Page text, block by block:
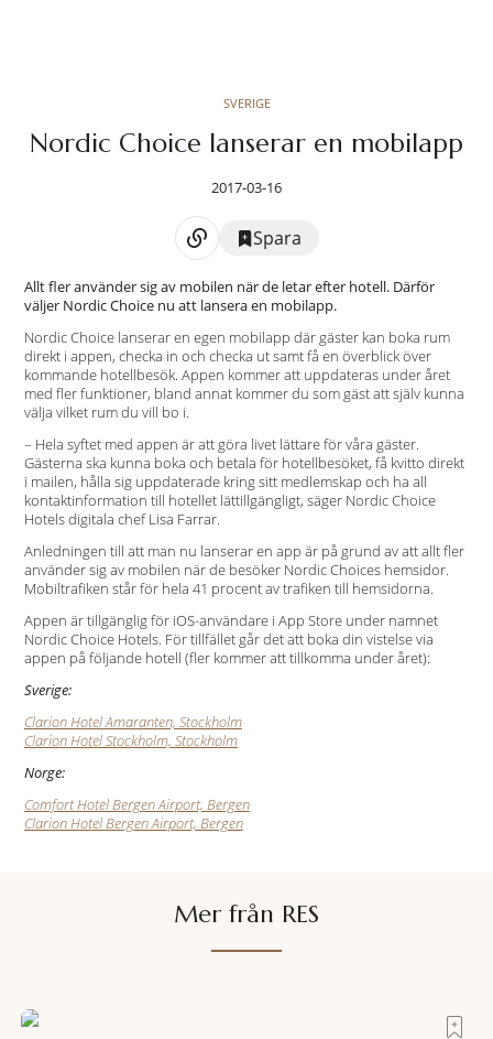
SVERIGE
Nordic Choice lanserar en mobilapp
2017-03-16
Spara
Allt fler använder sig av mobilen när de letar efter hotell. Därför
väljer Nordic Choice nu att lansera en mobilapp.
Nordic Choice lanserar en egen mobilapp där gäster kan boka rum
direkt i appen, checka in och checka ut samt få en överblick över
kommande hotellbesök. Appen kommer att uppdateras under året
med fler funktioner, bland annat kommer du som gäst att själv kunna
välja vilket rum du vill bo i.
– Hela syftet med appen är att göra livet lättare för våra gäster.
Gästerna ska kunna boka och betala för hotellbesöket, få kvitto direkt
i mailen, hålla sig uppdaterade kring sitt medlemskap och ha all
kontaktinformation till hotellet lättillgängligt, säger Nordic Choice
Hotels digitala chef Lisa Farrar.
Anledningen till att man nu lanserar en app är på grund av att allt fler
använder sig av mobilen när de besöker Nordic Choices hemsidor.
Mobiltrafiken står för hela 41 procent av trafiken till hemsidorna.
Appen är tillgänglig för iOS-användare i App Store under namnet
Nordic Choice Hotels. För tillfället går det att boka din vistelse via
appen på följande hotell (fler kommer att tillkomma under året):
Sverige:
Clarion Hotel Amaranten, Stockholm
Clarion Hotel Stockholm, Stockholm
Norge:
Comfort Hotel Bergen Airport, Bergen
Clarion Hotel Bergen Airport, Bergen
Mer från RES